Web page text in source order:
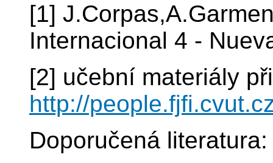
[1]
Internacional 4 -
[2] učební materiály
http://
Doporučená literatura: